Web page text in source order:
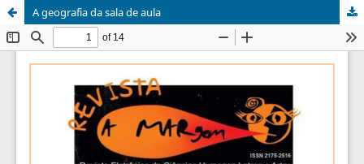
A geografia da sala de aula